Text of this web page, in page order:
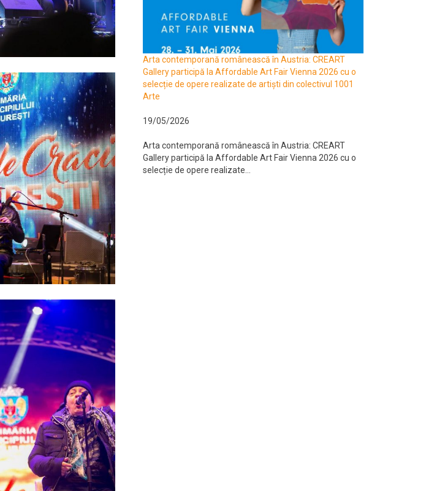
Arta contemporană românească în Austria: CREART
Gallery participă la Affordable Art Fair Vienna 2026 cu o
selecție de opere realizate de artiști din colectivul 1001
Arte
19/05/2026
Arta contemporană românească în Austria: CREART
Gallery participă la Affordable Art Fair Vienna 2026 cu o
selecție de opere realizate...